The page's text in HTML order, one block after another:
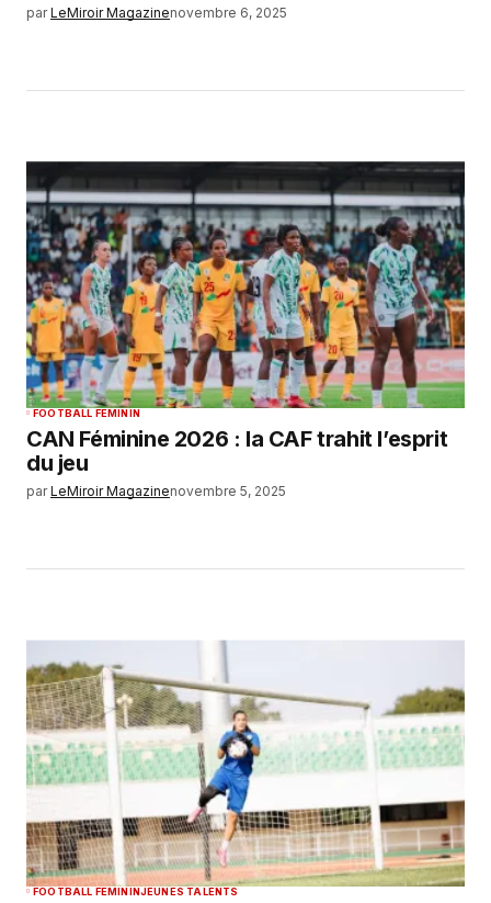
par LeMiroir Magazinenovembre 6, 2025
FOOTBALL FEMININ
CAN Féminine 2026 : la CAF trahit l’esprit
du jeu
par LeMiroir Magazinenovembre 5, 2025
FOOTBALL FEMININJEUNES TALENTS